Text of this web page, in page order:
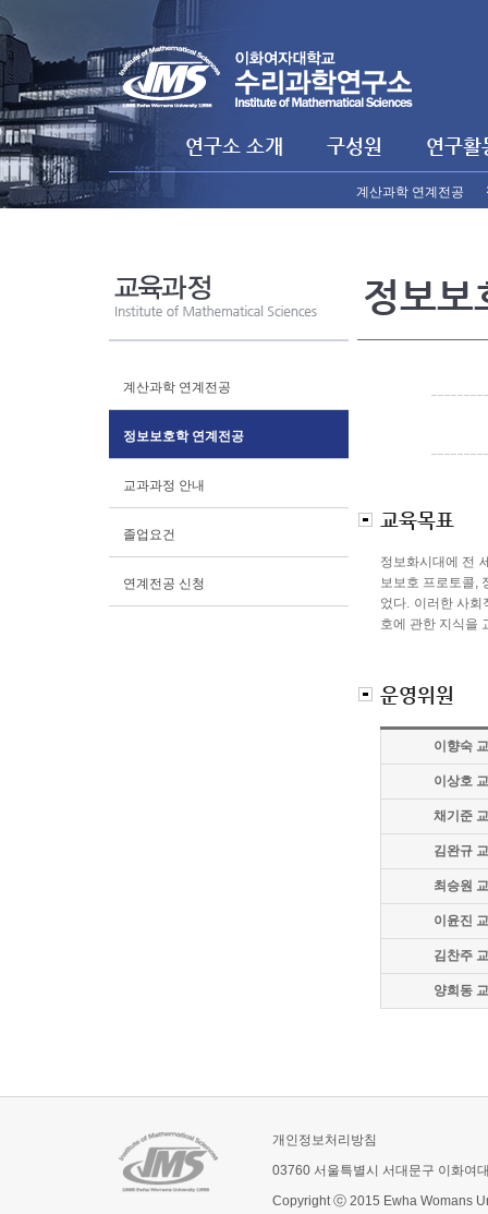
연구소 소개 구성원 연구활
계산과학 연계전공
계산과학 연계전공
정보보호학 연계전공
교과과정 안내
졸업요건
연계전공 신청
교육목표
정보화시대에 전
보보호 프로토콜,
었다. 이러한 사
호에 관한 지식을
운영위원
이향숙
이상호
채기준
김완규
최승원
이윤진
김찬주
양희동
정보보
개인정보처리방침
03760 서울특별시 서대문구 이화여
Copyright ⓒ 2015 Ewha Womans